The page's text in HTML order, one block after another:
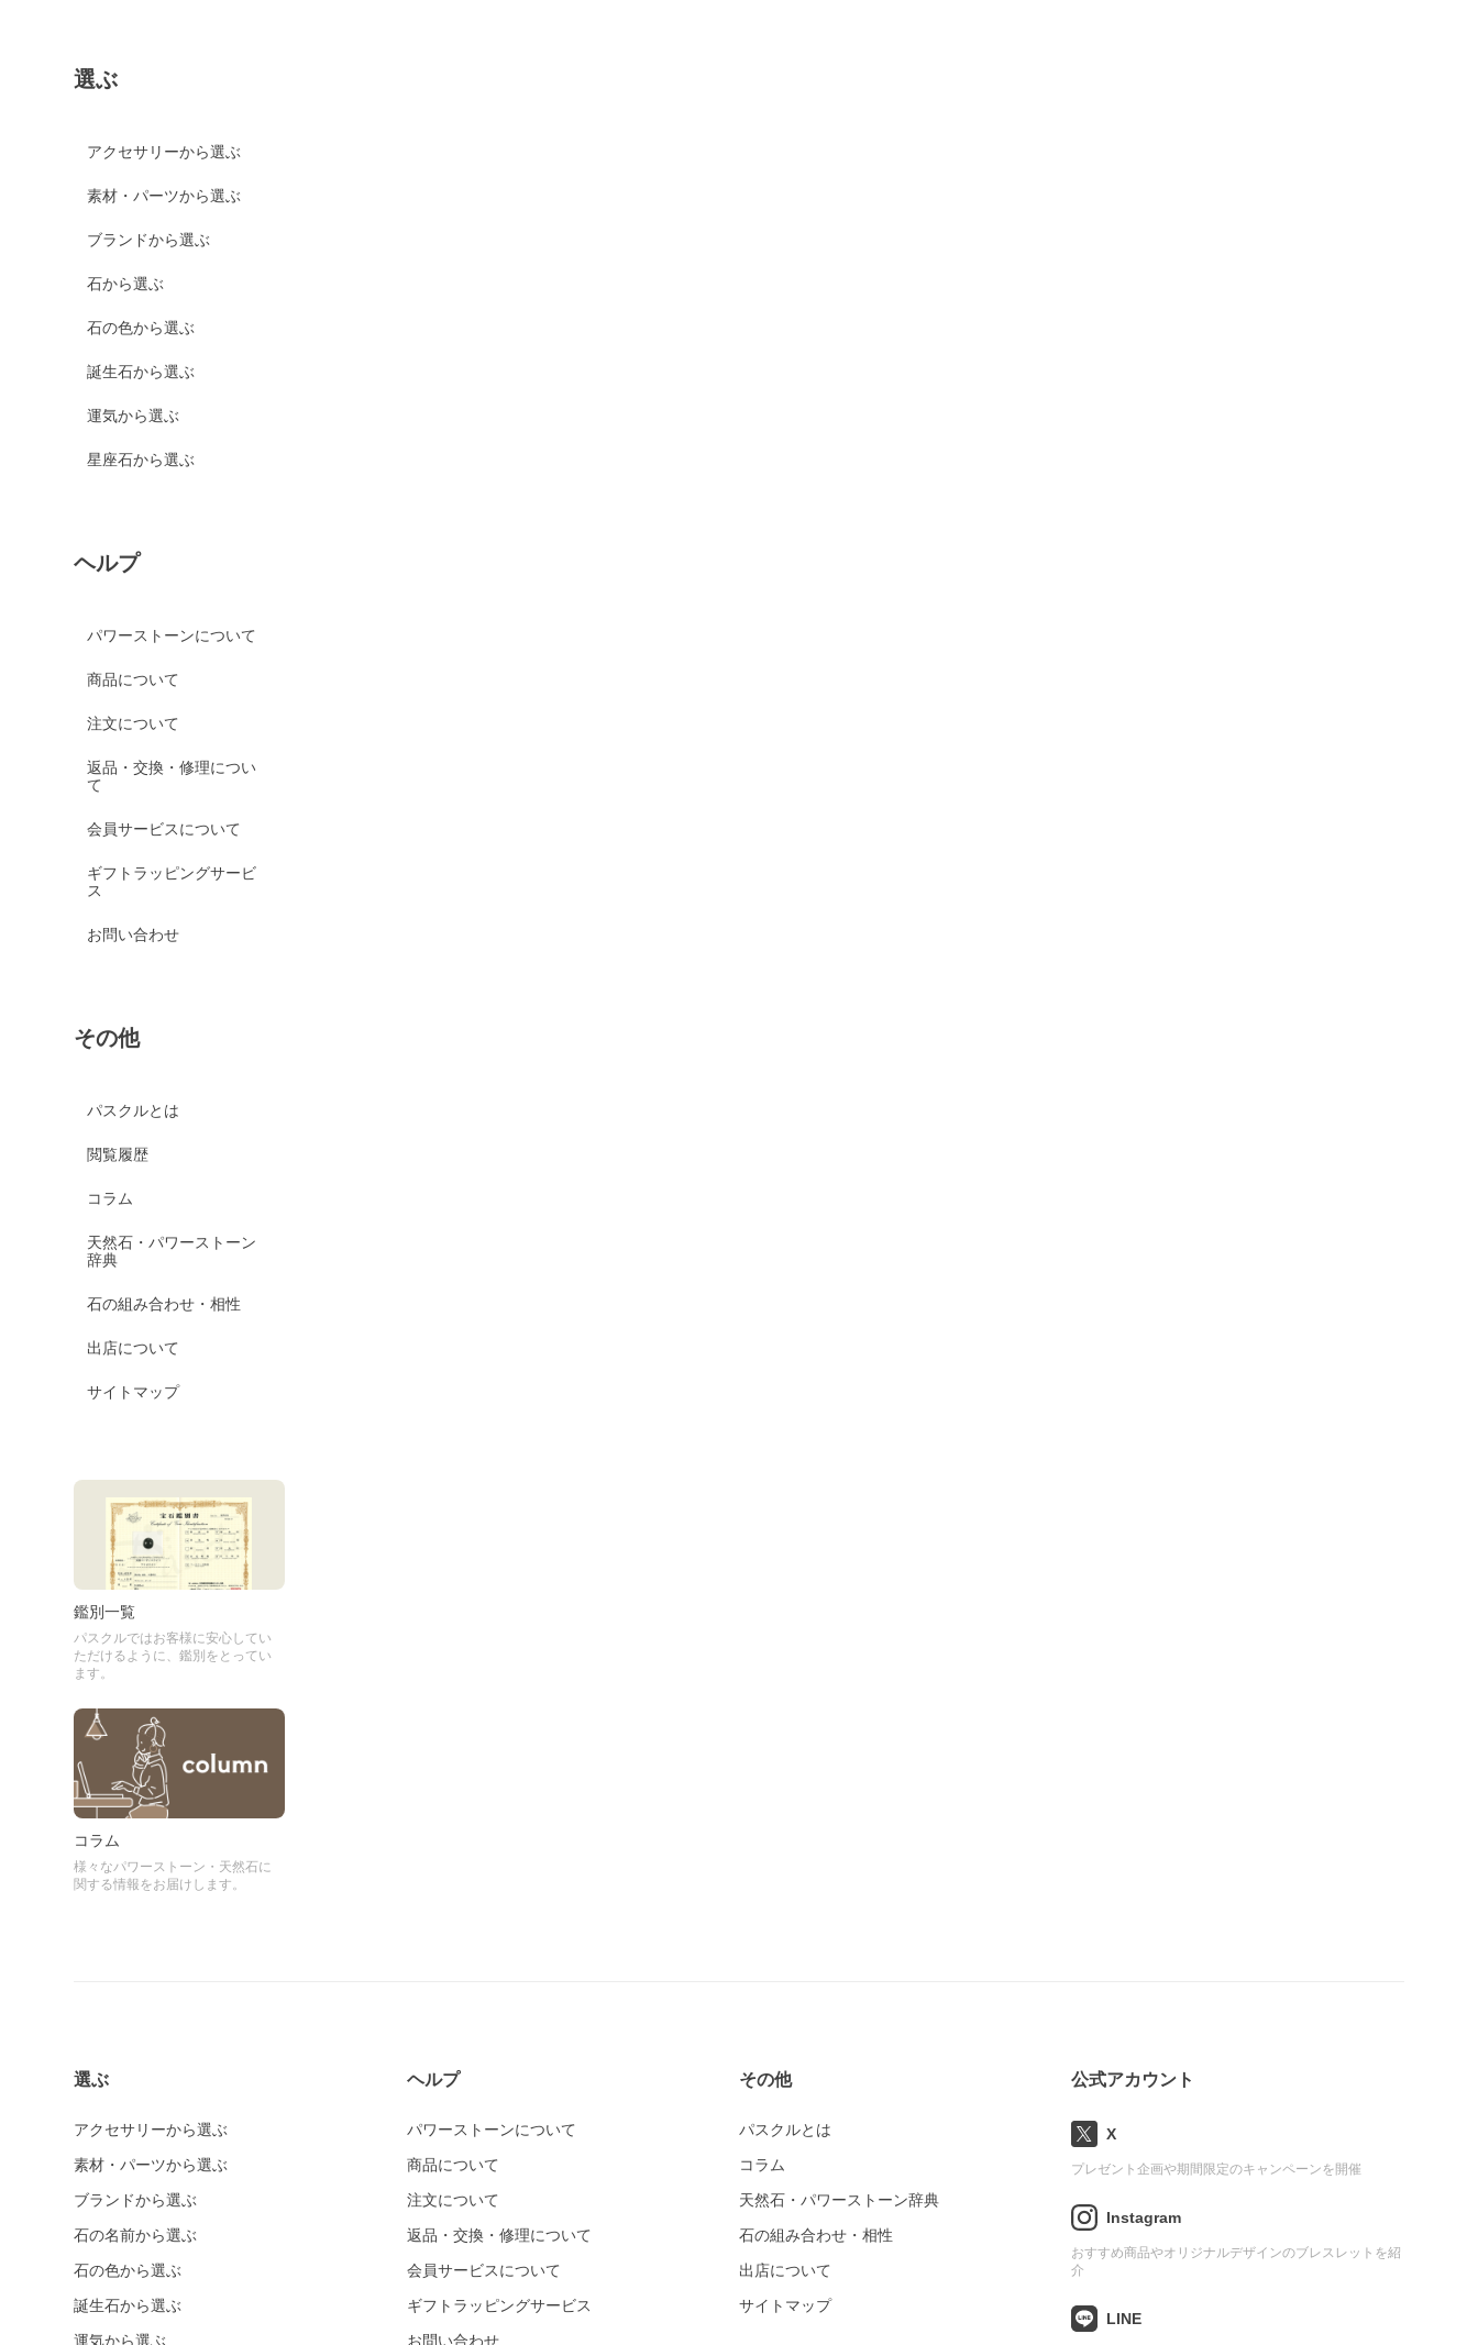
選ぶ
アクセサリーから選ぶ
素材・パーツから選ぶ
ブランドから選ぶ
石から選ぶ
石の色から選ぶ
誕生石から選ぶ
運気から選ぶ
星座石から選ぶ
ヘルプ
パワーストーンについて
商品について
注文について
返品・交換・修理につい
て
会員サービスについて
ギフトラッピングサービ
ス
お問い合わせ
その他
パスクルとは
閲覧履歴
コラム
天然石・パワーストーン
辞典
石の組み合わせ・相性
出店について
サイトマップ
鑑別一覧
パスクルではお客様に安心してい
ただけるように、鑑別をとってい
ます。
コラム
様々なパワーストーン・天然石に
関する情報をお届けします。
選ぶ
アクセサリーから選ぶ
素材・パーツから選ぶ
ブランドから選ぶ
石の名前から選ぶ
石の色から選ぶ
誕生石から選ぶ
運気から選ぶ
ヘルプ
パワーストーンについて
商品について
注文について
返品・交換・修理について
会員サービスについて
ギフトラッピングサービス
お問い合わせ
その他
パスクルとは
コラム
天然石・パワーストーン辞典
石の組み合わせ・相性
出店について
サイトマップ
公式アカウント
X
プレゼント企画や期間限定のキャンペーンを開催
Instagram
おすすめ商品やオリジナルデザインのブレスレットを紹
介
LINE